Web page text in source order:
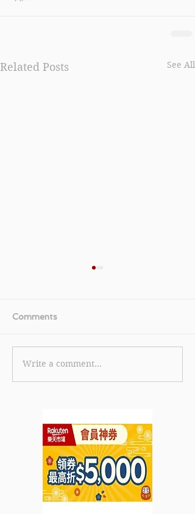
Related Posts See All
《Columbia 優惠》- 購買
指定產品 可享免運費優惠
Comments
Write a comment...